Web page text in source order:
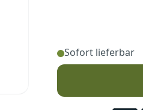
Sofort lieferbar